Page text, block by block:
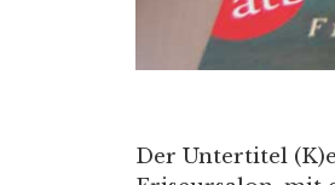
Der Untertitel